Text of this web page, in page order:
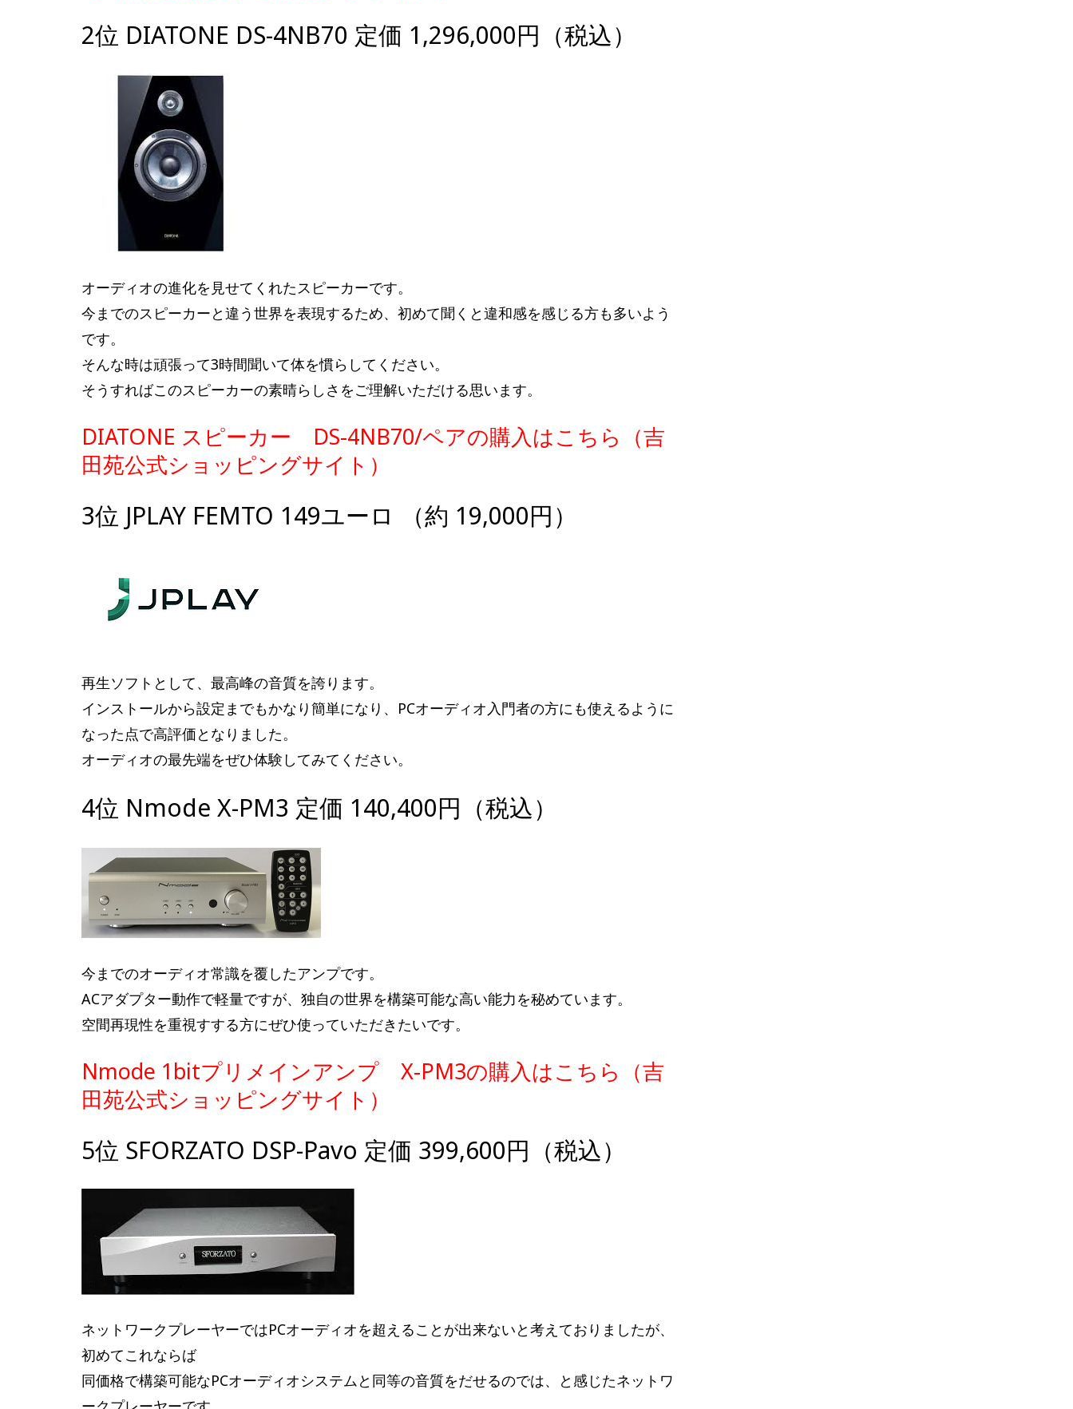
2位 DIATONE DS-4NB70 定価 1,296,000円（税込）
オーディオの進化を見せてくれたスピーカーです。
今までのスピーカーと違う世界を表現するため、初めて聞くと違和感を感じる方も多いよう
です。
そんな時は頑張って3時間聞いて体を慣らしてください。
そうすればこのスピーカーの素晴らしさをご理解いただける思います。
DIATONE スピーカー DS-4NB70/ペアの購入はこちら（吉
田苑公式ショッピングサイト）
3位 JPLAY FEMTO 149ユーロ （約 19,000円）
再生ソフトとして、最高峰の音質を誇ります。
インストールから設定までもかなり簡単になり、PCオーディオ入門者の方にも使えるように
なった点で高評価となりました。
オーディオの最先端をぜひ体験してみてください。
4位 Nmode X-PM3 定価 140,400円（税込）
今までのオーディオ常識を覆したアンプです。
ACアダプター動作で軽量ですが、独自の世界を構築可能な高い能力を秘めています。
空間再現性を重視すする方にぜひ使っていただきたいです。
Nmode 1bitプリメインアンプ X-PM3の購入はこちら（吉
田苑公式ショッピングサイト）
5位 SFORZATO DSP-Pavo 定価 399,600円（税込）
ネットワークプレーヤーではPCオーディオを超えることが出来ないと考えておりましたが、
初めてこれならば
同価格で構築可能なPCオーディオシステムと同等の音質をだせるのでは、と感じたネットワ